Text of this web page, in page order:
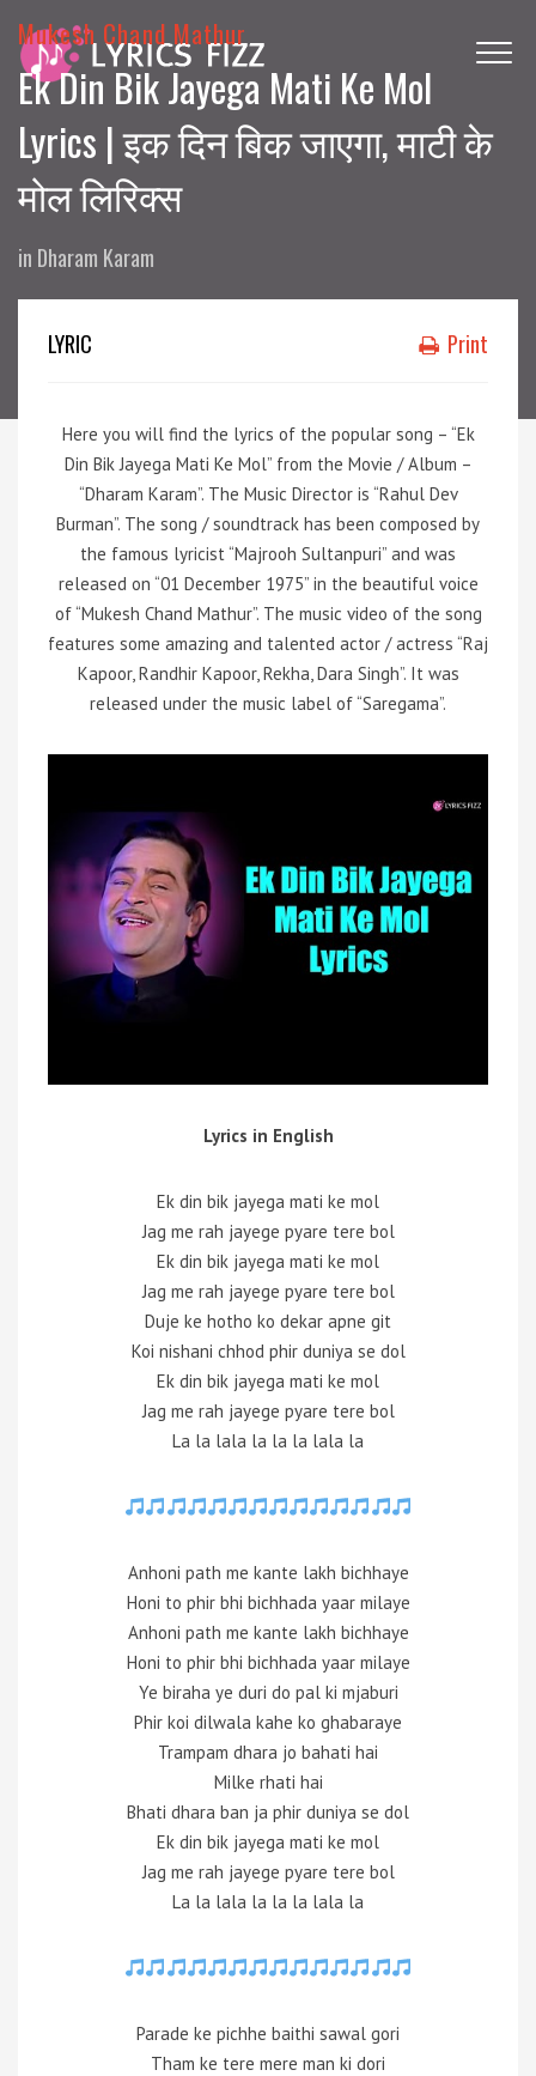
Mukesh Chand Mathur
Ek Din Bik Jayega Mati Ke Mol
Lyrics | इक दिन बिक जाएगा, माटी के
मोल लिरिक्स
in Dharam Karam
LYRIC Print
Here you will find the lyrics of the popular song – “Ek
Din Bik Jayega Mati Ke Mol” from the Movie / Album –
“Dharam Karam”. The Music Director is “Rahul Dev
Burman”. The song / soundtrack has been composed by
the famous lyricist “Majrooh Sultanpuri” and was
released on “01 December 1975” in the beautiful voice
of “Mukesh Chand Mathur”. The music video of the song
features some amazing and talented actor / actress “Raj
Kapoor, Randhir Kapoor, Rekha, Dara Singh”. It was
released under the music label of “Saregama”.
Lyrics in English
Ek din bik jayega mati ke mol
Jag me rah jayege pyare tere bol
Ek din bik jayega mati ke mol
Jag me rah jayege pyare tere bol
Duje ke hotho ko dekar apne git
Koi nishani chhod phir duniya se dol
Ek din bik jayega mati ke mol
Jag me rah jayege pyare tere bol
La la lala la la la lala la
Anhoni path me kante lakh bichhaye
Honi to phir bhi bichhada yaar milaye
Anhoni path me kante lakh bichhaye
Honi to phir bhi bichhada yaar milaye
Ye biraha ye duri do pal ki mjaburi
Phir koi dilwala kahe ko ghabaraye
Trampam dhara jo bahati hai
Milke rhati hai
Bhati dhara ban ja phir duniya se dol
Ek din bik jayega mati ke mol
Jag me rah jayege pyare tere bol
La la lala la la la lala la
Parade ke pichhe baithi sawal gori
Tham ke tere mere man ki dori